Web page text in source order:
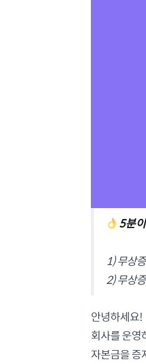
5분
1) 무상
2) 무상
안녕하세요!
회사를 운영
자본금을 증